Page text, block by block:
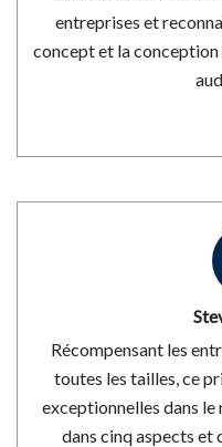
entreprises et
concept et la conception
Récompensant les
toutes les tailles, ce
exceptionnelles dans le
dans cinq aspects et